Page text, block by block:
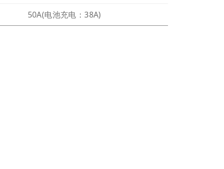
50A(电池充电：38A)